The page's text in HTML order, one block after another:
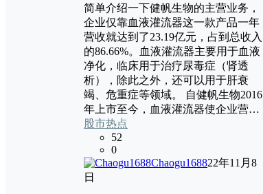
简单介绍一下健帆生物的主营业务，
企业仅靠血液灌流器这一款产品一年
营收就达到了23.19亿元，占到总收入
的86.66%。血液灌流器主要用于血液
净化，临床用于治疗尿毒症（肾透
析），除此之外，还可以用于肝衰
竭、危重症等领域。 自健帆生物2016
年上市至今，血液灌流器使企业营…
股市热点
52
0
Chaogu168822年11月8
日